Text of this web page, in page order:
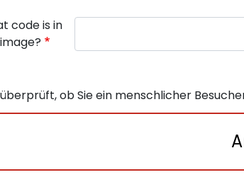
code is in
ob Sie ein menschlicher